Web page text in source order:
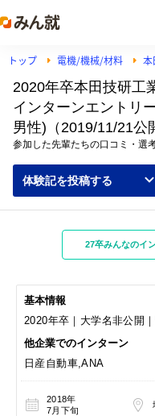
トップ 電機/機械/材料 本
2020年卒本田技研工
インターンエントリ
男性)（2019/11/21公
参加した先輩たちの口コミ・選
体験記を投稿する
27卒みんなのイ
基本情報
2020年卒｜大学名非公開
他企業でのインターン
日産自動車,ANA
2018年
7月下旬